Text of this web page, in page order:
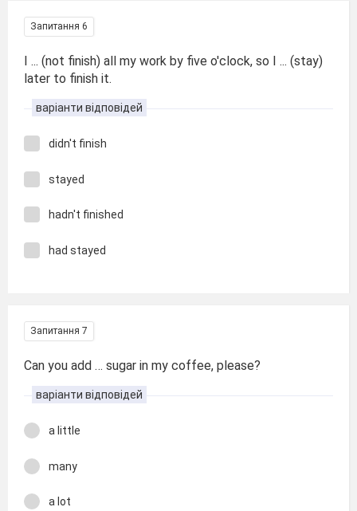
Запитання 6
I ... (not finish) all my work by five o'clock, so I ... (stay)
later to finish it.
варіанти відповідей
didn't finish
stayed
hadn't finished
had stayed
Запитання 7
Can you add … sugar in my coffee, please?
варіанти відповідей
a little
many
a lot